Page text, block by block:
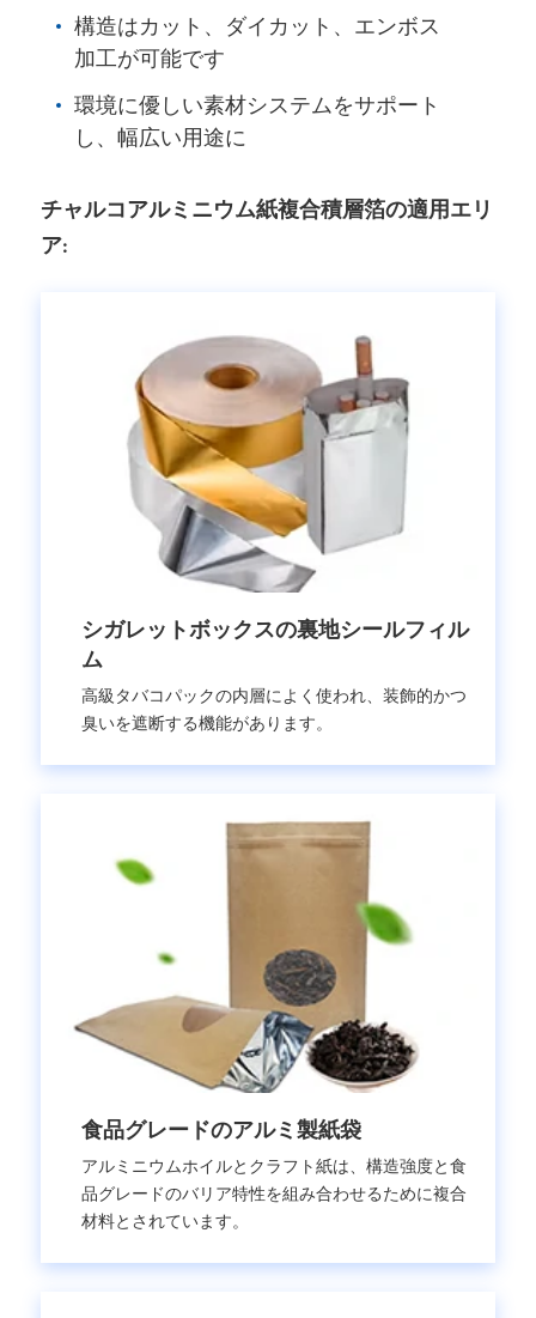
構造はカット、ダイカット、エンボス
加工が可能です
環境に優しい素材システムをサポート
し、幅広い用途に
チャルコアルミニウム紙複合積層箔の適用エリ
ア:
シガレットボックスの裏地シールフィル
ム
高級タバコパックの内層によく使われ、装飾的かつ
臭いを遮断する機能があります。
食品グレードのアルミ製紙袋
アルミニウムホイルとクラフト紙は、構造強度と食
品グレードのバリア特性を組み合わせるために複合
材料とされています。